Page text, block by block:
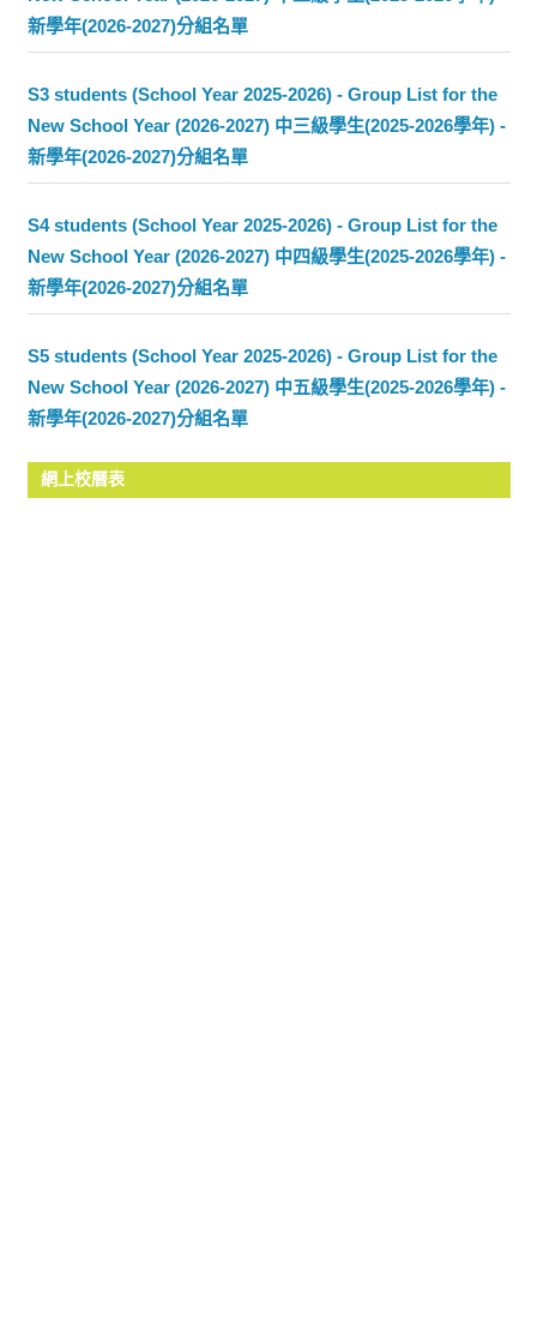
新學年(2026-2027)分組名單
S3 students (School Year 2025-2026) - Group List for the
New School Year (2026-2027) 中三級學生(2025-2026學年) -
新學年(2026-2027)分組名單
S4 students (School Year 2025-2026) - Group List for the
New School Year (2026-2027) 中四級學生(2025-2026學年) -
新學年(2026-2027)分組名單
S5 students (School Year 2025-2026) - Group List for the
New School Year (2026-2027) 中五級學生(2025-2026學年) -
新學年(2026-2027)分組名單
網上校曆表